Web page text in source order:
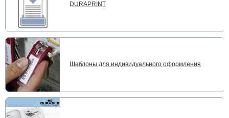
DURAPRINT
Шаблоны для индивидуального оформления